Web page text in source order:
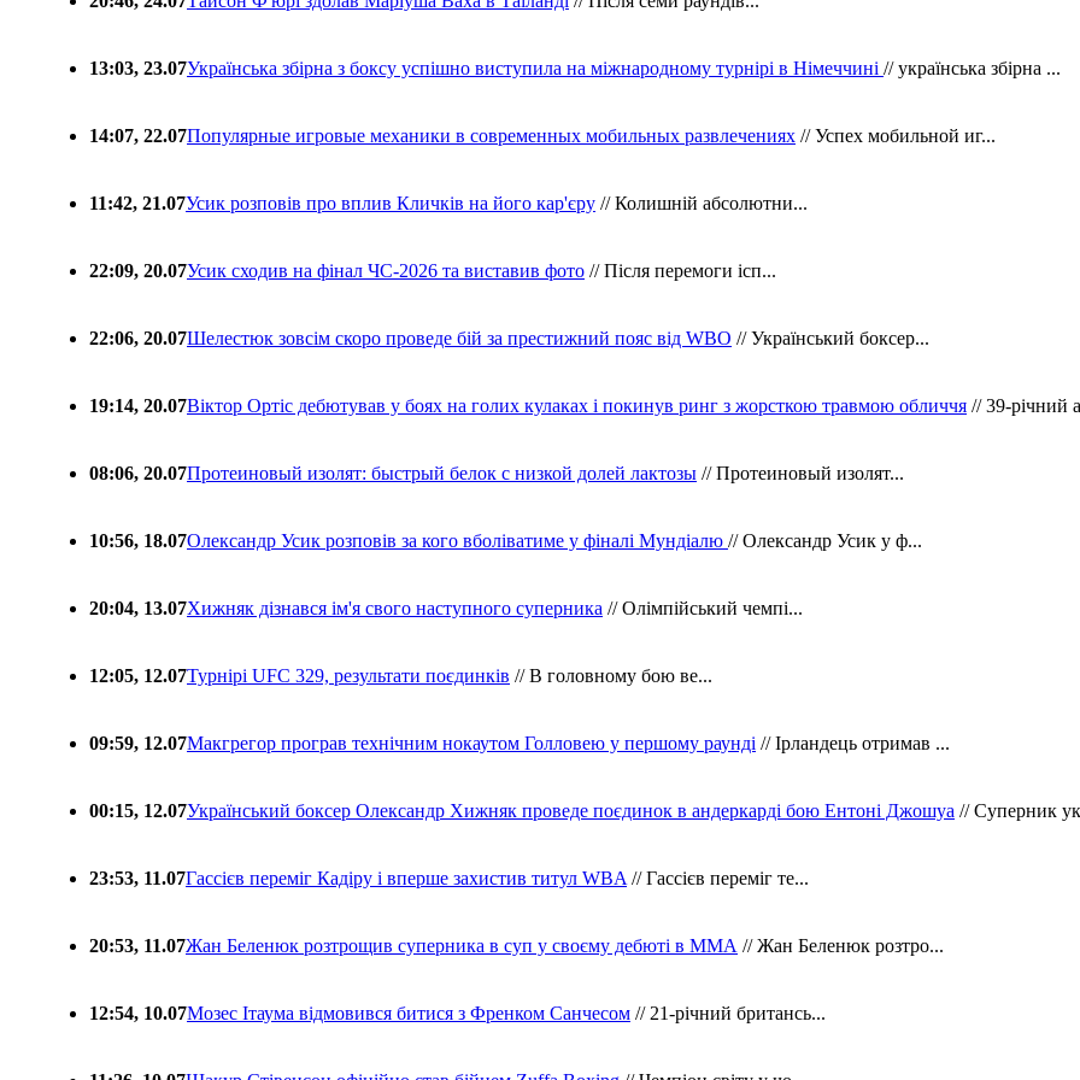
13:03, 23.07Українська збірна з боксу успішно виступила на міжнародному турнірі в Німеччині // українська збірна ...
14:07, 22.07Популярные игровые механики в современных мобильных развлечениях // Успех мобильной иг...
11:42, 21.07Усик розповів про вплив Кличків на його кар'єру // Колишній абсолютни...
22:09, 20.07Усик сходив на фінал ЧС-2026 та виставив фото // Після перемоги ісп...
22:06, 20.07Шелестюк зовсім скоро проведе бій за престижний пояс від WBO // Український боксер...
19:14, 20.07Віктор Ортіс дебютував у боях на голих кулаках і покинув ринг з жорсткою травмою обличчя // 39-річний
08:06, 20.07Протеиновый изолят: быстрый белок с низкой долей лактозы // Протеиновый изолят...
10:56, 18.07Олександр Усик розповів за кого вболіватиме у фіналі Мундіалю // Олександр Усик у ф...
20:04, 13.07Хижняк дізнався ім'я свого наступного суперника // Олімпійський чемпі...
12:05, 12.07Турнірі UFC 329, результати поєдинків // В головному бою ве...
09:59, 12.07Макгрегор програв технічним нокаутом Голловею у першому раунді // Ірландець отримав ...
00:15, 12.07Український боксер Олександр Хижняк проведе поєдинок в андеркарді бою Ентоні Джошуа // Суперник
23:53, 11.07Гассієв переміг Кадіру і вперше захистив титул WBA // Гассієв переміг те...
20:53, 11.07Жан Беленюк розтрощив суперника в суп у своєму дебюті в ММА // Жан Беленюк розтро...
12:54, 10.07Мозес Ітаума відмовився битися з Френком Санчесом // 21-річний британсь...